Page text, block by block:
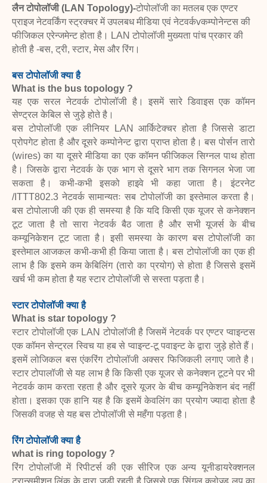
लैन टोपोलॉजी (LAN Topology)-टोपोलॉजी का मतलब एक एण्टर
प्राइज नेटवर्किंग स्ट्रक्चर में उपलबध मीडिया एवं नेटवर्कvकम्पोनेन्टस की
फीजिकल एरेन्जमेन्ट होता है। LAN टोपोलॉजी मुख्यता पांच प्रकार की
होती है -बस, ट्री, स्टार, मेस और रिंग।
बस टोपोलॉजी क्या है
What is the bus topology ?
यह एक सरल नेटवर्क टोपोलॉजी है। इसमें सारे डिवाइस एक कॉमन
सेण्ट्रल केबिल से जुड़े होते है।
बस टोपोलॉजी एक लीनियर LAN आर्किटेक्चर होता है जिससे डाटा
प्रोपगेट होता है और दूसरेकम्पोनेन्ट द्वारा प्राप्त होता है। बस पोर्सन तारो
(wires) का या दूसरे मीडिया का एक कॉमन फीजिकल सिग्नल पाथ होता
है। जिसके द्वारा नेटवर्क के एक भाग से दूसरे भाग तक सिगनल भेजा जा
सकता है। कभी-कभी इसको हाइवे भी कहा जाता है। इंटरनेट
/ITTT802.3 नेटवर्क सामान्यतःसब टोपोलॉजी का इस्तेमाल करता है।
बस टोपोलाजी की एक ही समस्या है कि यदि किसी एक यूजर से कनेक्शन
टूट जाता है तो सारा नेटवर्क बैठ जाता है और सभी यूजर्स के बीच
कम्यूनिकेशन टूट जाता है। इसी समस्या के कारण बस टोपोलॉजी का
इस्तेमाल आजकल कभी-कभी ही कियाजाता है। बस टोपोलॉजी का एक ही
लाभ है कि इसमे कम केबिलिंग (तारो का प्रयोग) से होता हैजिससे इसमें
खर्च भी कम होता है यह स्टार टोपोलॉजी से सस्ता पड़ता है।
स्टार टोपोलॉजी क्या है
What is star topology ?
स्टार टोपोलॉजी एक LAN टोपोलॉजी है जिसमें नेटवर्क पर एण्टर प्वाइन्टस
एककॉमन सेन्ट्रल स्विच या हब से प्वाइन्ट-टू पवाइन्ट के द्वारा जुड़े होते हैं।
इसमें लोजिकल बसएंकरिंग टोपोलॉजी अक्सर फिजिकली लगाए जाते है।
स्टार टोपालॉजी से यह लाभ है कि किसी एकयूजर से कनेक्शन टूटने पर भी
नेटवर्क काम करता रहता है और दूसरे यूजर के बीच कम्यूनिकेशन बंद नहीं
होता। इसका एक हानि यह है कि इसमें केवलिंग का प्रयोग ज्यादा होता है
जिसकी वजह से यह बस टोपोलॉजी से महँगा पड़ता है।
रिंग टोपोलॉजी क्या है
what is ring topology ?
रिंग टोपोलॉजी में रिपीटर्स की एक सीरिज एक अन्य यूनीडायरेक्शनल
ट्रान्समीशन लिंक के द्वारा जुड़ी रहती है जिससे एक सिंगल क्लोज्ड लूप का